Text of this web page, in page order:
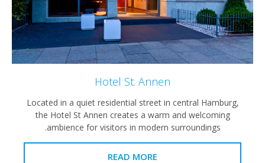
Hotel St. Annen
Located in a quiet residential street in central
the Hotel St Annen creates a warm and
ambience for visitors in modern surroundings.
READ MORE